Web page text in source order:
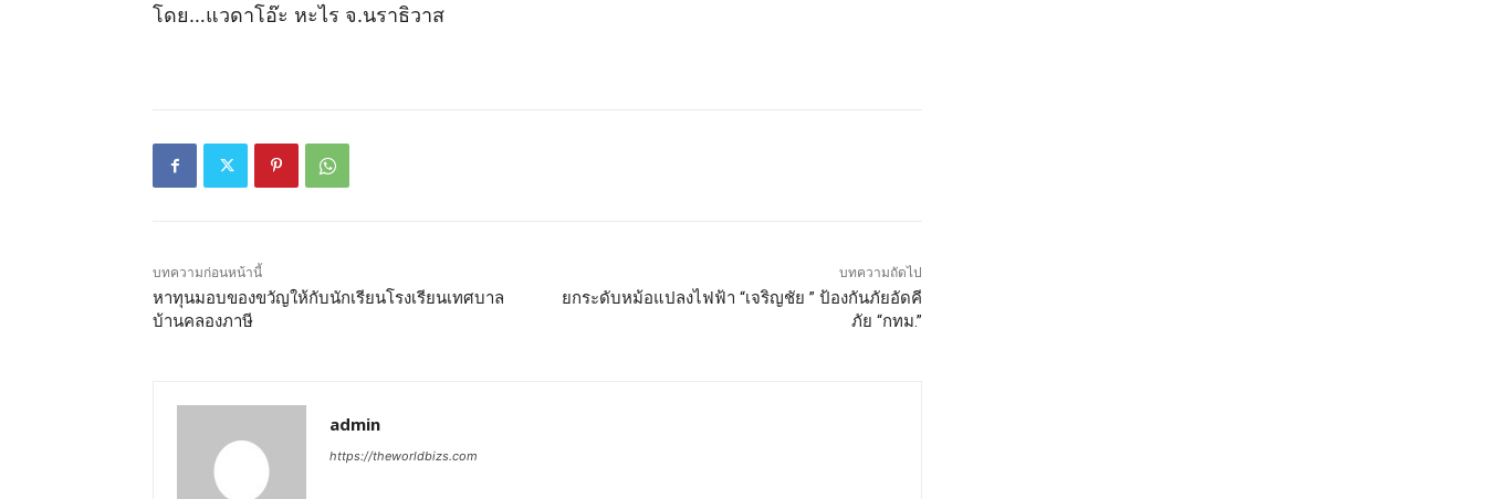
โดย…แวดาโอ๊ะ​ หะไร​ จ.นราธิวาส
บทความก่อนหน้านี้
หาทุนมอบของขวัญให้กับนักเรียนโรงเรียนเทศบาล
บ้านคลองภาษี
บทความถัดไป
ยกระดับหม้อแปลงไฟฟ้า “เจริญชัย ” ป้องกันภัยอัดคี
ภัย “กทม.”
admin
https://theworldbizs.com